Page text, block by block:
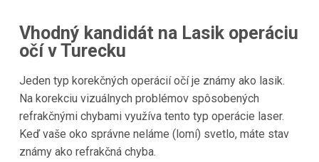
Vhodný kandidát na Lasik operáciu
očí vTurecku
Jeden typ korekčných operácií očí je známy ako lasik.
Na korekciu vizuálnych problémov spôsobených
refrakčnými chybami využíva tento typ operácie laser.
Keď vaše oko správne neláme (lomí) svetlo, máte stav
známy ako refrakčná chyba.